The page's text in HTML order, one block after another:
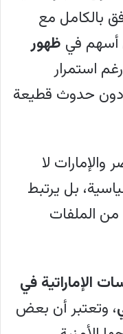
بالكامل مع
أسهم في ظهور
استمرار
دون حدوث قطيعة
لا
بل يرتبط
من الملفات
الإماراتية في
، وتعتبر أن بعض